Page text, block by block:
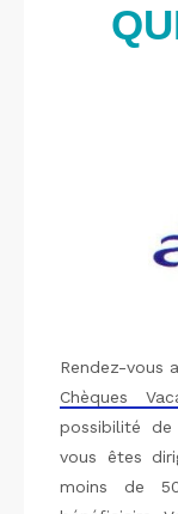
Rendez-vous
Chèques
possibilité
vous êtes
moins de